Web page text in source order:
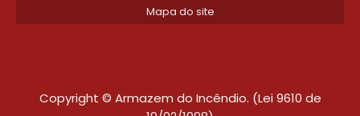
Mapa do site
Copyright © Armazem do Incêndio. (Lei 9610 de